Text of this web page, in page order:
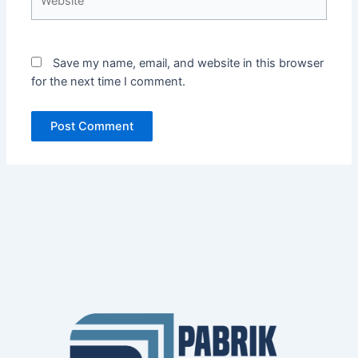
Save my name, email, and website in this browser
for the next time I comment.